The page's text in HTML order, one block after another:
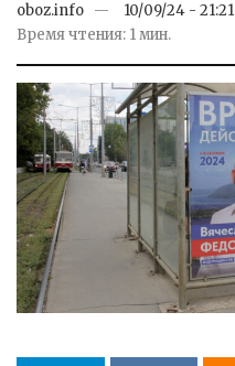
oboz.info
10/09/24 - 21:21
Время чтения: 1 мин.